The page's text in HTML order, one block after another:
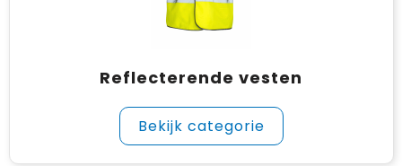
Reflecterende vesten
Bekijk categorie